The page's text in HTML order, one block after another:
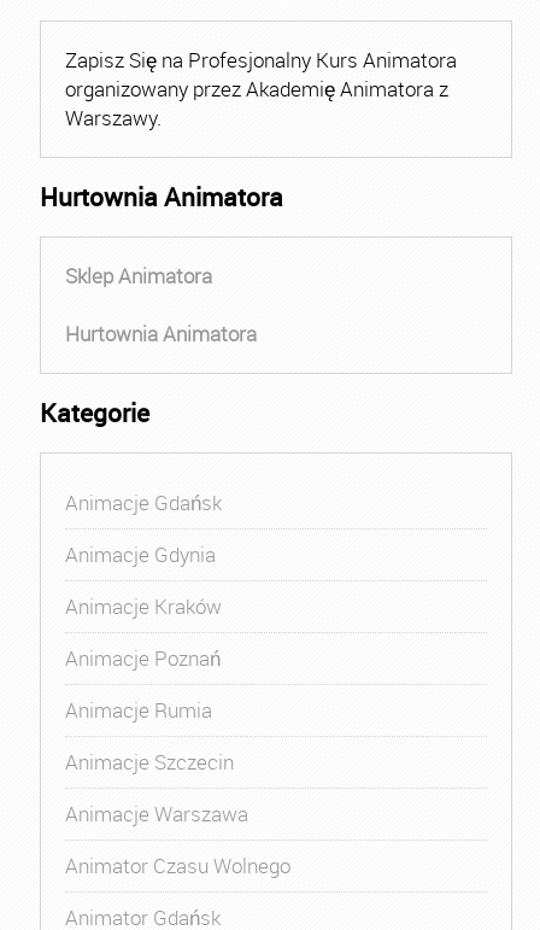
Zapisz Się na Profesjonalny Kurs Animatora
organizowany przez Akademię Animatora z
Warszawy.
Hurtownia Animatora
Sklep Animatora
Hurtownia Animatora
Kategorie
Animacje Gdańsk
Animacje Gdynia
Animacje Kraków
Animacje Poznań
Animacje Rumia
Animacje Szczecin
Animacje Warszawa
Animator Czasu Wolnego
Animator Gdańsk